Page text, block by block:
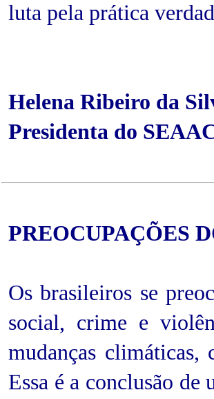
luta pela prática
Helena Ribeiro da
Presidenta do
PREOCUPAÇÕES
Os brasileiros se
social, crime e
mudanças
Essa é a conclusão